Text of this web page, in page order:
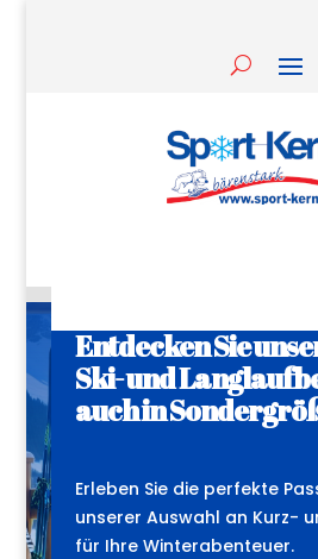
Entdecken Sie
Ski- und
auch in
Erleben Sie die perfekte
unserer Auswahl an Kurz-
für Ihre Winterabenteuer.